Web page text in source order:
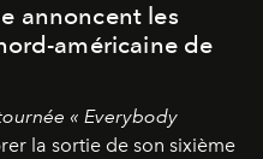
annoncent les
américaine de
« Everybody
la sortie de son sixième